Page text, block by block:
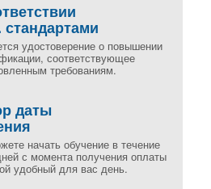
стандартами
удостоверение о повышении
соответствующее
требованиям.
даты
начать обучение в течение
с момента получения оплаты
удобный для вас день.